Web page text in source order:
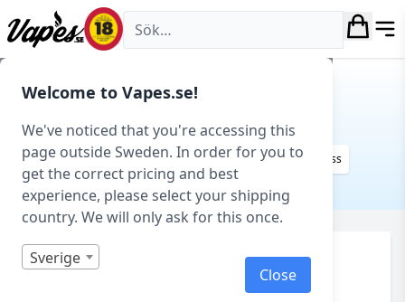
Welcome to Vapes.se!
We've noticed that you're accessing this
page outside Sweden. In order for you to
get the correct pricing and best
experience, please select your shipping
country. We will only ask for this once.
Sverige
Close
Vapes.se
Kundservice
GUIDE
Guider & teknisk support Vanliga frågor (FAQ)
Kontakta oss
Ångra köp
Returformulär
Vape guider & teknisk support /
E-cigaretter